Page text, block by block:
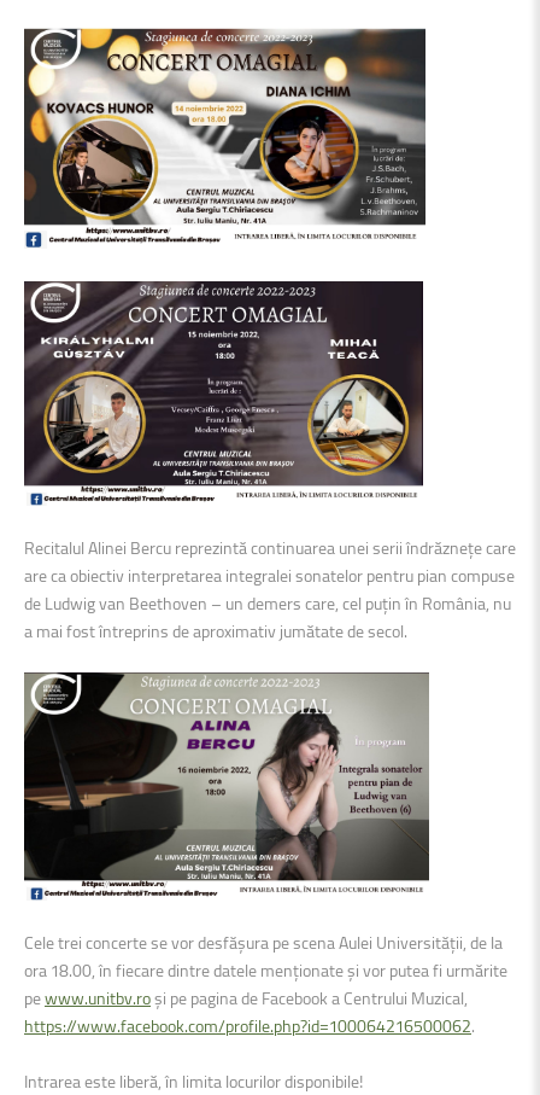
Recitalul Alinei Bercu reprezintă continuarea unei serii îndrăznețe care
are ca obiectiv interpretarea integralei sonatelor pentru pian compuse
de Ludwig van Beethoven – un demers care, cel puțin în România, nu
a mai fost întreprins de aproximativ jumătate de secol.
Cele trei concerte se vor desfășura pe scena Aulei Universității, de la
ora 18.00, în fiecare dintre datele menționate și vor putea fi urmărite
pewww.unitbv.roși pe pagina de Facebook a Centrului Muzical,
https://www.facebook.com/profile.php?id=100064216500062.
Intrarea este liberă, în limita locurilor disponibile!